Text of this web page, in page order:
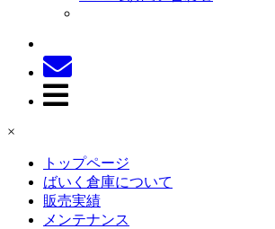
×
トップページ
ばいく倉庫について
販売実績
メンテナンス